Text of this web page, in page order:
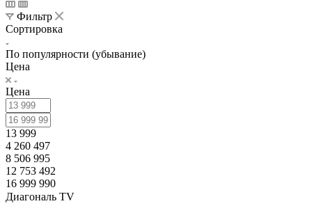
Фильтр
Сортировка
По популярности (убывание)
Цена
Цена
13 999
4 260 497
8 506 995
12 753 492
16 999 990
Диагональ TV